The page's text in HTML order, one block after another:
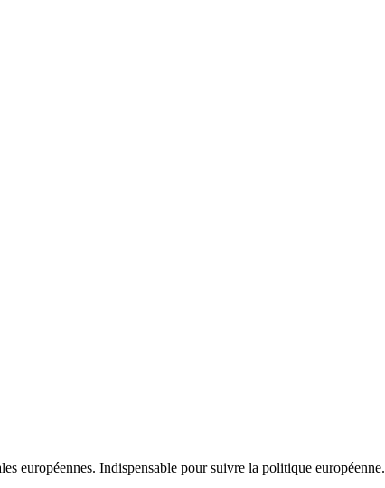
européennes. Indispensable pour suivre la politique européenne.